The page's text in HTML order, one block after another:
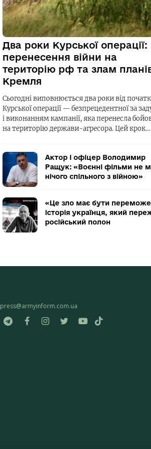
Два роки Курської операції:
перенесення війни на
територію рф та злам
Кремля
Сьогодні виповнюється два роки від
Курської операції — безпрецедентної за
і виконанням кампанії, яка перенесла
на територію держави-агресора. Цей крок…
Актор і офіцер Володимир
Ращук: «Воєнні фільми не
нічого спільного з війною»
«Це зло має бути
історія українця, який
російський полон
press@armyinform.com.ua